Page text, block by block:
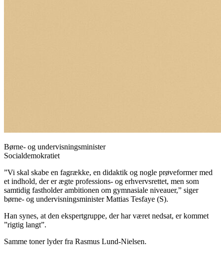
Børne- og undervisningsminister
Socialdemokratiet
”Vi skal skabe en fagrække, en didaktik og nogle prøveformer med
et indhold, der er ægte professions- og erhvervsrettet, men som
samtidig fastholder ambitionen om gymnasiale niveauer,” siger
børne- og undervisningsminister Mattias Tesfaye (S).
Han synes, at den ekspertgruppe, der har været nedsat, er kommet
”rigtig langt”.
Samme toner lyder fra Rasmus Lund-Nielsen.